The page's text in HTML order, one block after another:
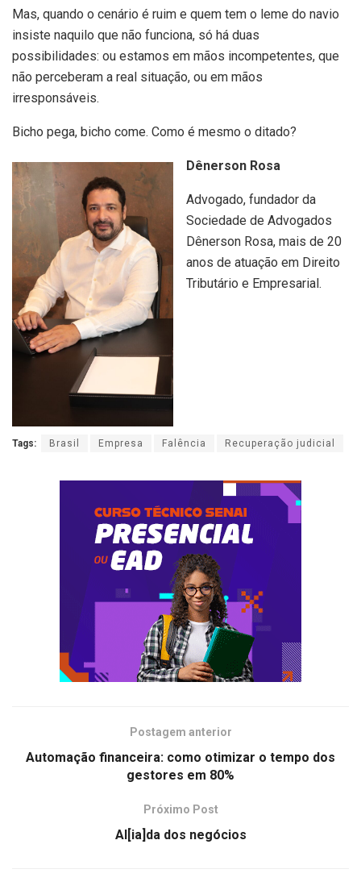
Mas, quando o cenário é ruim e quem tem o leme do navio
insiste naquilo que não funciona, só há duas
possibilidades: ou estamos em mãos incompetentes, que
não perceberam a real situação, ou em mãos
irresponsáveis.
Bicho pega, bicho come. Como é mesmo o ditado?
Dênerson Rosa
Advogado, fundador da
Sociedade de Advogados
Dênerson Rosa, mais de 20
anos de atuação em Direito
Tributário e Empresarial.
Tags: Brasil Empresa Falência Recuperação judicial
Postagem anterior
Automação financeira: como otimizar o tempo dos
gestores em 80%
Próximo Post
Al[ia]da dos negócios